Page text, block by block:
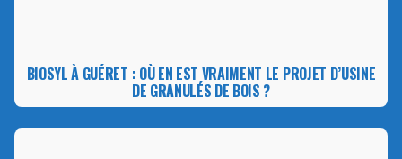
BIOSYL À GUÉRET : OÙ EN EST VRAIMENT LE PROJET D’USINE
DE GRANULÉS DE BOIS ?